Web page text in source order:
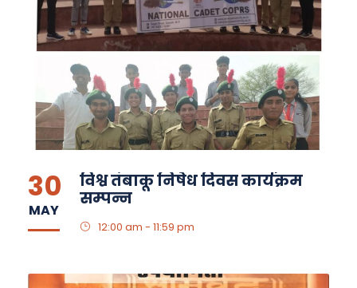
30
MAY
विश्व तंबाकू निषेध दिवस कार्यक्रम
सम्पन्न
12:00 am - 11:59 pm